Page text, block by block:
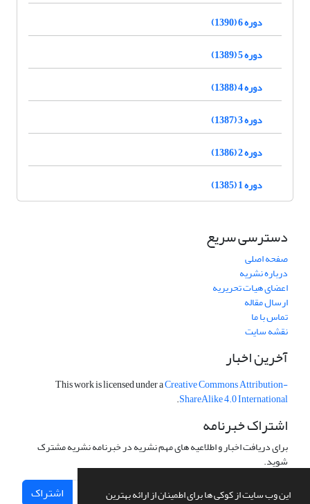
این وب سایت از کوکی ها برای اطمینان از ارائه بهترین
دوره 6 (1390)
دوره 5 (1389)
دوره 4 (1388)
دوره 3 (1387)
دوره 2 (1386)
دوره 1 (1385)
دسترسی سریع
صفحه اصلی
درباره نشریه
اعضای هیات تحریریه
ارسال مقاله
تماس با ما
نقشه سایت
آخرین اخبار
This work is licensed under aCreative Commons Attribution-
ShareAlike 4.0 International
.
اشتراک خبرنامه
برای دریافت اخبار و اطلاعیه های مهم نشریه در خبرنامه نشریه مشترک
شوید.
اشتراک